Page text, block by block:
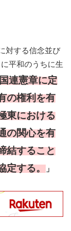
対する信念並び
平和のうちに生
連憲章に定
の権利を有
東における
の関心を有
結すること
定する。 」